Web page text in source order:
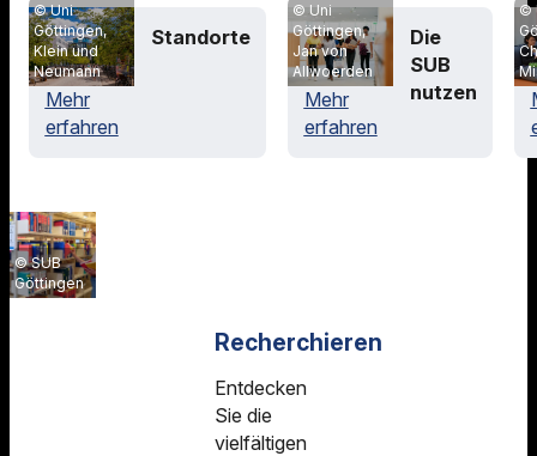
Uni
Göttingen,
Klein und
Neumann
Standorte
Mehr
erfahren
Uni
Göttingen,
Jan von
Allwoerden
Die
SUB
nutzen
Mehr
erfahren
SUB
Göttingen
Recherchieren
Entdecken
Sie die
vielfältigen